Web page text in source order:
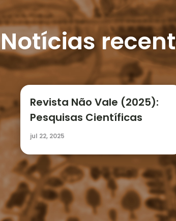
Notícias
Revista Não Vale (2025):
Pesquisas Científicas
jul 22, 2025